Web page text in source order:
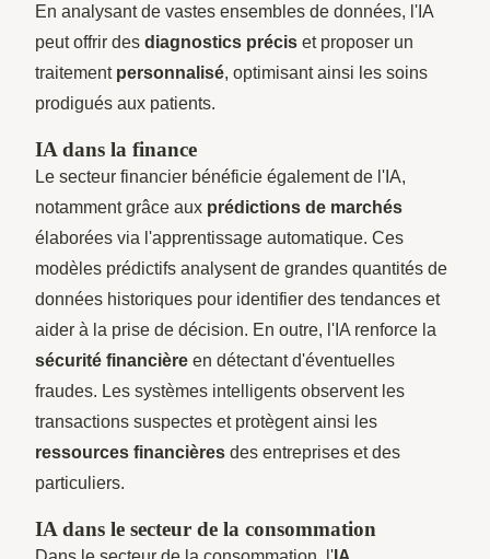
En analysant de vastes ensembles de données, l'IA
peut offrir des diagnostics précis et proposer un
traitement personnalisé, optimisant ainsi les soins
prodigués aux patients.
IA dans la finance
Le secteur financier bénéficie également de l'IA,
notamment grâce aux prédictions de marchés
élaborées via l'apprentissage automatique. Ces
modèles prédictifs analysent de grandes quantités de
données historiques pour identifier des tendances et
aider à la prise de décision. En outre, l'IA renforce la
sécurité financière en détectant d'éventuelles
fraudes. Les systèmes intelligents observent les
transactions suspectes et protègent ainsi les
ressources financières des entreprises et des
particuliers.
IA dans le secteur de la consommation